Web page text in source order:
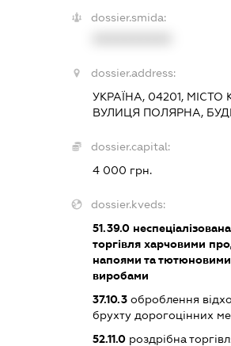
dossier.smida:
dossier.address:
УКРАЇНА, 04201, МІСТО
ВУЛИЦЯ ПОЛЯРНА,
dossier.capital:
4 000 грн.
dossier.kveds:
51.39.0
торгівля харчовими
напоями та тютюновими
виробами
37.10.3оброблення
брухту дорогоцінних
52.11.0роздрібна